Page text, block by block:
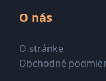
O nás
O stránke
Obchodné